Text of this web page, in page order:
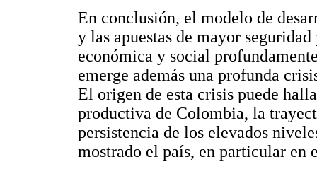
En conclusión, el modelo de
y las apuestas de mayor
económica y social
emerge además una profunda
El origen de esta crisis puede
productiva de Colombia, la
persistencia de los elevados
mostrado el país, en particular en